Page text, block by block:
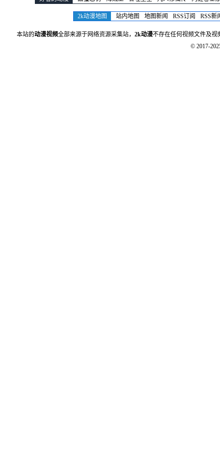
2k动漫地图 站内地图 地图新闻 RSS订阅 RSS新
本站的动漫视频全部来源于网络资源采集站， 2k动漫不存在任何视频文件及视
© 2017-